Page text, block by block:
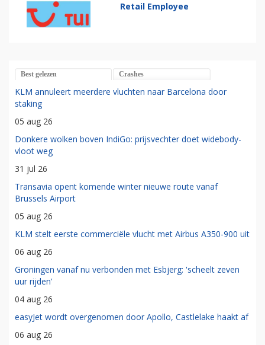
Retail Employee
Best gelezen Crashes
KLM annuleert meerdere vluchten naar Barcelona door
staking
05 aug 26
Donkere wolken boven IndiGo: prijsvechter doet widebody-
vloot weg
31 jul 26
Transavia opent komende winter nieuwe route vanaf
Brussels Airport
05 aug 26
KLM stelt eerste commerciële vlucht met Airbus A350-900 uit
06 aug 26
Groningen vanaf nu verbonden met Esbjerg: 'scheelt zeven
uur rijden'
04 aug 26
easyJet wordt overgenomen door Apollo, Castlelake haakt af
06 aug 26